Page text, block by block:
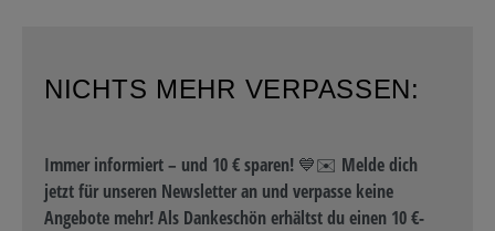
NICHTS MEHR VERPASSEN:
Immer informiert – und 10 € sparen! 💙✉️ Melde dich
jetzt für unseren Newsletter an und verpasse keine
Angebote mehr! Als Dankeschön erhältst du einen 10 €-